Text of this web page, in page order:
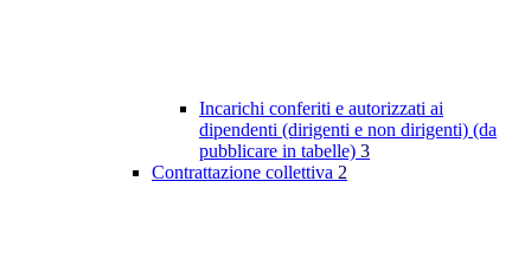
Incarichi conferiti e autorizzati ai
dipendenti (dirigenti e non dirigenti) (da
pubblicare in tabelle) 3
Contrattazione collettiva 2